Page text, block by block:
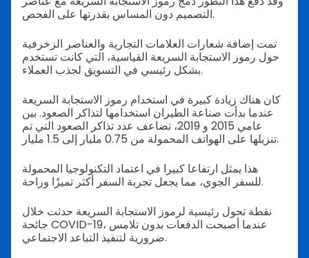
التصميم دون المساس بقدرتها على الفحص.
تمت إضافة شعارات العلامات التجارية والعناصر الزخرفية
حول رموز الاستجابة السريعة القياسية، التي كانت تستخدم
بشكل رئيسي في التسويق لجذب العملاء.
كان هناك زيادة كبيرة في استخدام رموز الاستجابة السريعة
عندما بدأت صناعة الطيران استخدامها لتذاكر الصعود. بين
عامي 2015 و 2019، تضاعف عدد تذاكر الصعود التي تم
تنزيلها على الهواتف المحمولة من 0.75 مليار إلى 1.5 مليار.
هذا يمثل ارتفاعا كبيرا في اعتماد التكنولوجيا المحمولة
للسفر الجوي، مما يجعل تجربة السفر أكثر تميزًا وراحة.
نقطة تحول رئيسية لرموز الاستجابة السريعة حدثت خلال
جائحة COVID-19، عندما أصبحت الدفعات بدون تلامس
ضرورية لتنفيذ التباعد الاجتماعي.